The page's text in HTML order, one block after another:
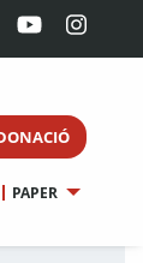
PAPER